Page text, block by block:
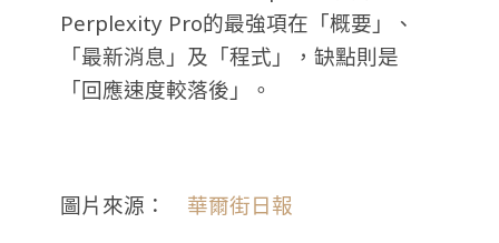
Perplexity Pro的最強項在「概要」、
「最新消息」及「程式」，缺點則是
「回應速度較落後」。
圖片來源： 華爾街日報